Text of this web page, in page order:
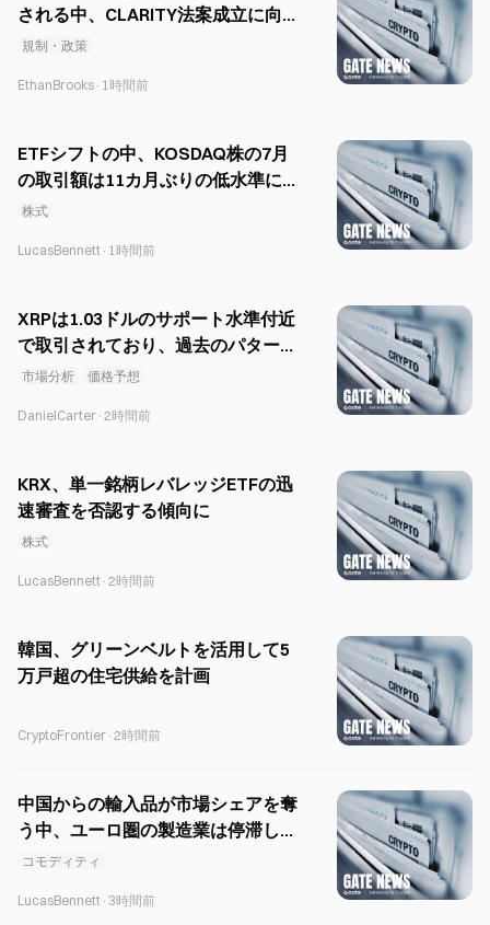
される中、CLARITY法案成立に向
けた取り組みを再開
規制・政策
EthanBrooks · 1時間前
ETFシフトの中、KOSDAQ株の7月
の取引額は11カ月ぶりの低水準に
達した
株式
LucasBennett · 1時間前
XRPは1.03ドルのサポート水準付近
で取引されており、過去のパターン
は回復の可能性を示唆している。
市場分析 価格予想
DanielCarter · 2時間前
KRX、単一銘柄レバレッジETFの迅
速審査を否認する傾向に
株式
LucasBennett · 2時間前
韓国、グリーンベルトを活用して5
万戸超の住宅供給を計画
CryptoFrontier · 2時間前
中国からの輸入品が市場シェアを奪
う中、ユーロ圏の製造業は停滞して
います。
コモディティ
LucasBennett · 3時間前